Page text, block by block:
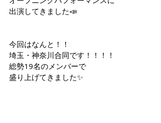
出演してきました📣
今回はなんと！！
埼玉・神奈川合同です！！！！
総勢19名のメンバーで
盛り上げてきました✨